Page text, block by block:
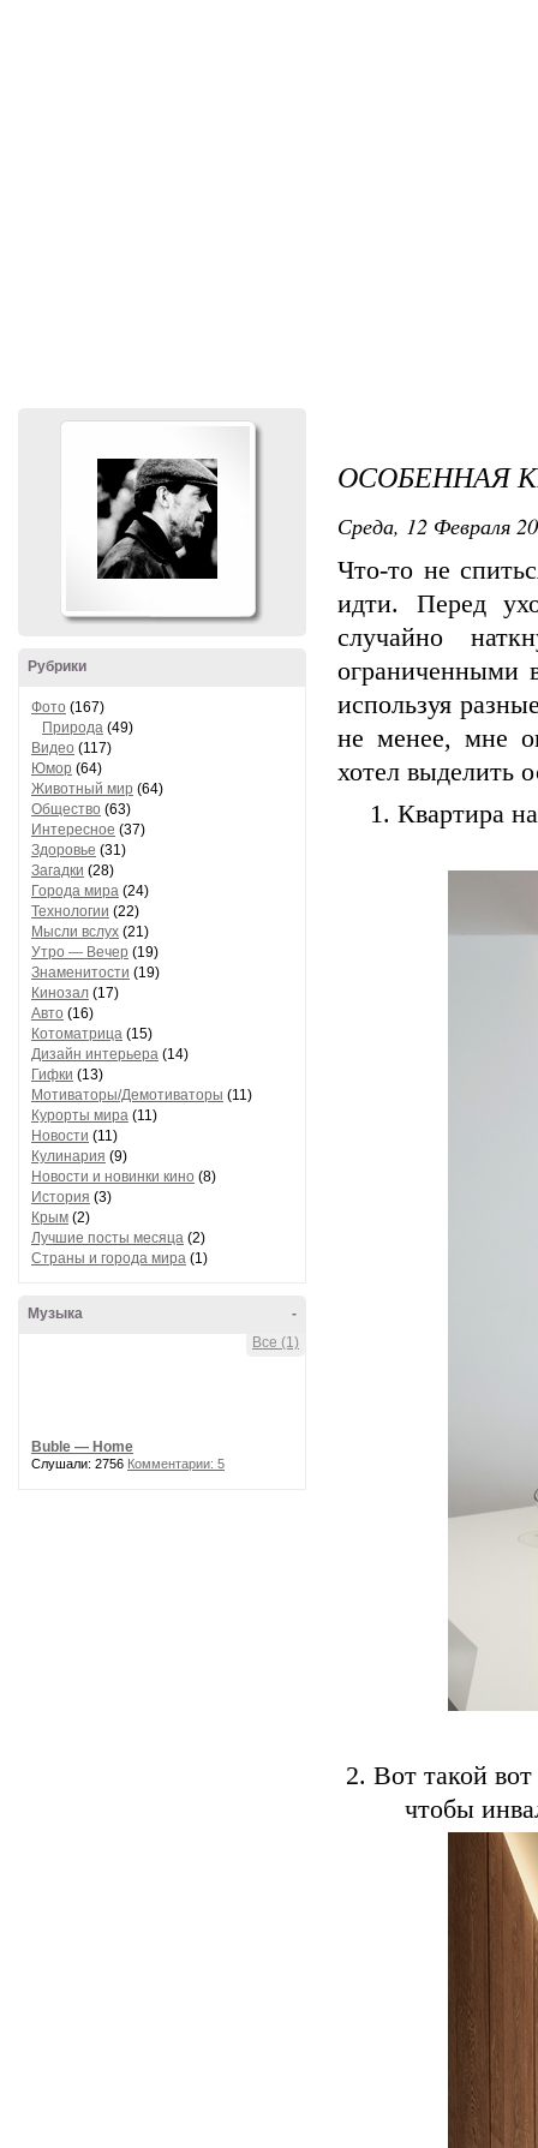
Рубрики
Фото (167)
Природа (49)
Видео (117)
Юмор (64)
Животный мир (64)
Общество (63)
Интересное (37)
Здоровье (31)
Загадки (28)
Города мира (24)
Технологии (22)
Мысли вслух (21)
Утро — Вечер (19)
Знаменитости (19)
Кинозал (17)
Авто (16)
Котоматрица (15)
Дизайн интерьера (14)
Гифки (13)
Мотиваторы/Демотиваторы (11)
Курорты мира (11)
Новости (11)
Кулинария (9)
Новости и новинки кино (8)
История (3)
Крым (2)
Лучшие посты месяца (2)
Страны и города мира (1)
-
Музыка
Все (1)
Buble — Home
Слушали: 2756 Комментарии: 5
ОСОБЕННАЯ
Среда, 12 Февраля
Что-то не
идти. Перед
случайно
ограниченными
используя
не менее, мне
хотел выделить
1. Квартира
2. Вот такой
чтобы